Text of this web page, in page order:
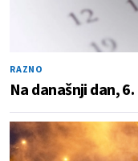
RAZNO
Na današnji dan,